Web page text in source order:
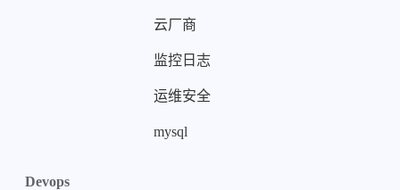
云厂商
监控日志
运维安全
mysql
Devops